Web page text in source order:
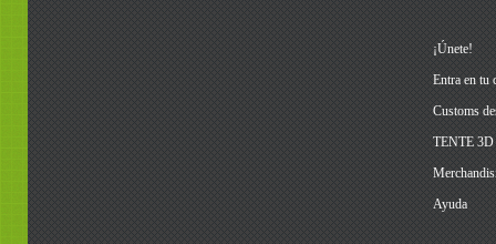
¡Únete!
Entra en tu
Customs
TENTE 3D
Ayuda